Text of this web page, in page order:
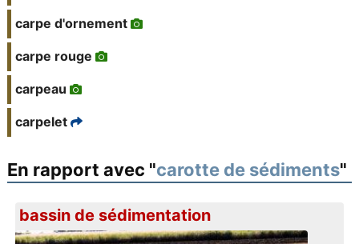
carpe d'ornement
carpe rouge
carpeau
carpelet
En rapport avec "carotte de sédiments"
bassin de sédimentation